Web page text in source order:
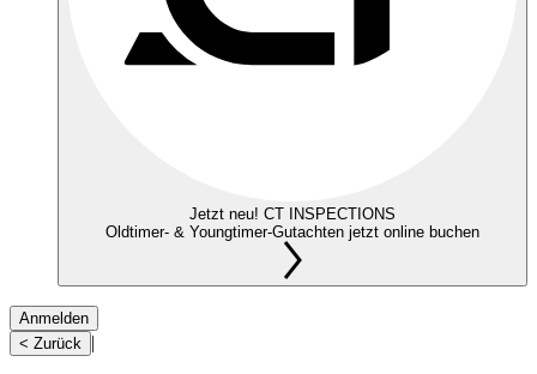
Jetzt neu! CT INSPECTIONS
Oldtimer- & Youngtimer-Gutachten jetzt online buchen
Anmelden
< Zurück |